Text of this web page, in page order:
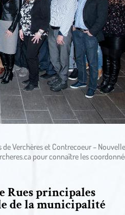
Verchères et Contrecoeur –
pour connaître les
Rues principales
de la municipalité